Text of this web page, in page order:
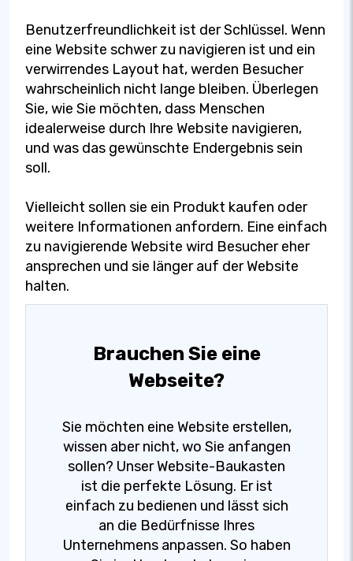
Benutzerfreundlichkeit ist der Schlüssel. Wenn
eine Website schwer zu navigieren ist und ein
verwirrendes Layout hat, werden Besucher
wahrscheinlich nicht lange bleiben. Überlegen
Sie, wie Sie möchten, dass Menschen
idealerweise durch Ihre Website navigieren,
und was das gewünschte Endergebnis sein
soll.
Vielleicht sollen sie ein Produkt kaufen oder
weitere Informationen anfordern. Eine einfach
zu navigierende Website wird Besucher eher
ansprechen und sie länger auf der Website
halten.
Brauchen Sie eine
Webseite?
Sie möchten eine Website erstellen,
wissen aber nicht, wo Sie anfangen
sollen? Unser Website-Baukasten
ist die perfekte Lösung. Er ist
einfach zu bedienen und lässt sich
an die Bedürfnisse Ihres
Unternehmens anpassen. So haben